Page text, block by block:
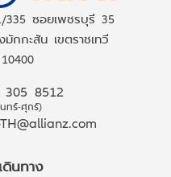
335 ซอยเพชรบุรี 35
กกะสัน เขตราชเทวี
8512
นทร์-ศุกร์)
ดินทาง